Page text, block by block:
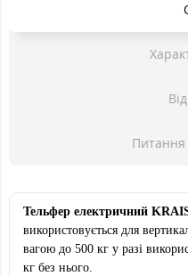
Питання
Тельфер електричний
використовується для
вагою до 500 кг у разі
кг без нього.